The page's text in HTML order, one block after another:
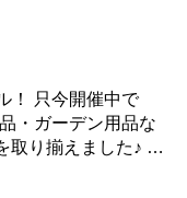
で
取り揃えました♪ 商